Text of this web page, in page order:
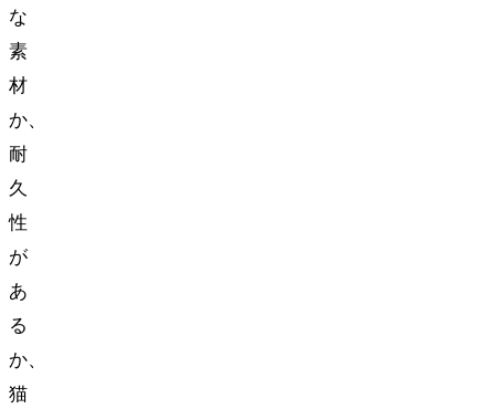
な
素
材
か、
耐
久
性
が
あ
る
か、
猫